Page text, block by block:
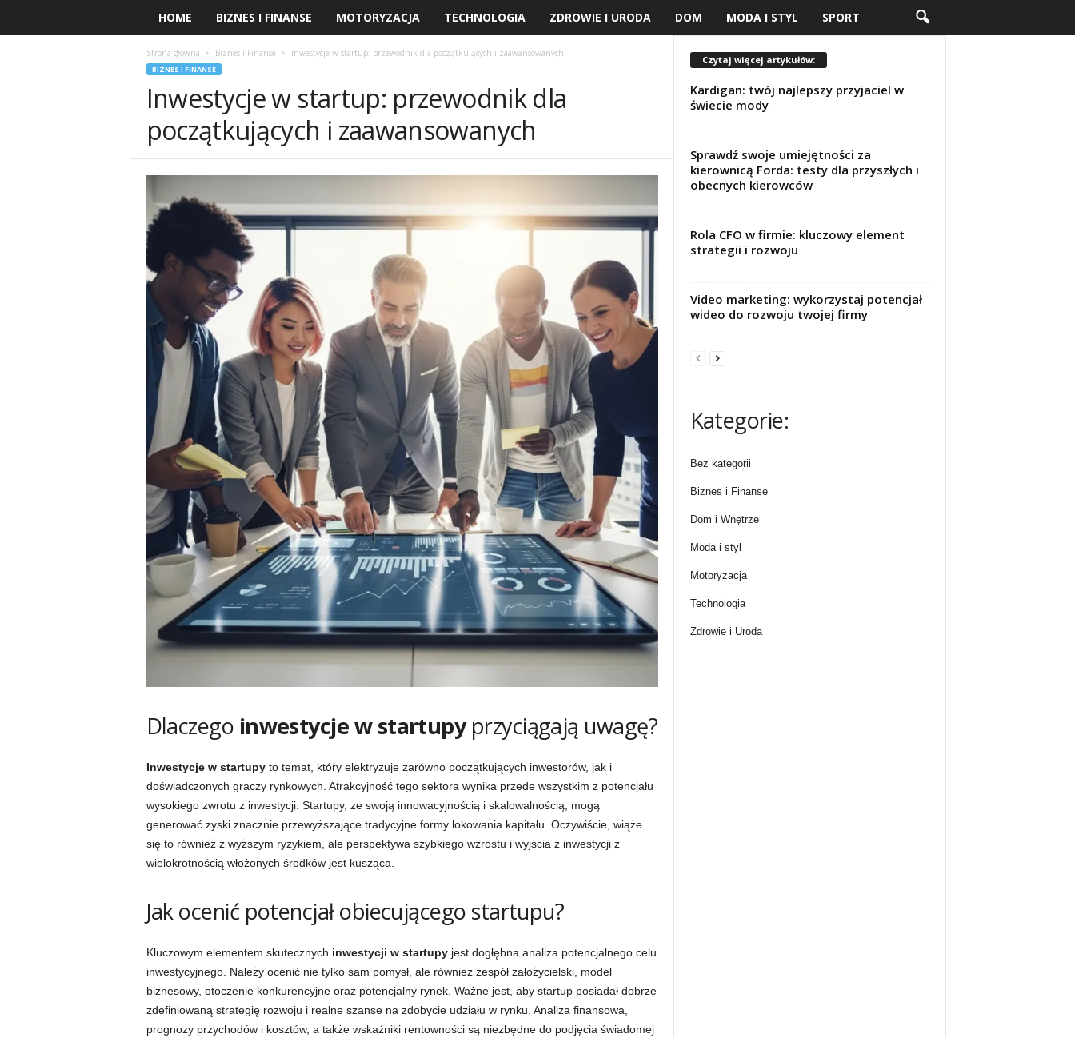
HOME BIZNES I FINANSE MOTORYZACJA TECHNOLOGIA ZDROWIE I URODA DOM MODA I STYL SPORT
Strona główna Biznes i Finanse Inwestycje w startup: przewodnik dla początkujących i zaawansowanych
BIZNES I FINANSE
Inwestycje w startup: przewodnik dla
początkujących i zaawansowanych
Dlaczego inwestycje w startupyprzyciągają uwagę?
Inwestycje w startupyto temat, który elektryzuje zarówno początkujących inwestorów, jak i
doświadczonych graczy rynkowych. Atrakcyjność tego sektora wynika przede wszystkim z potencjału
wysokiego zwrotu z inwestycji. Startupy, ze swoją innowacyjnością i skalowalnością, mogą
generować zyski znacznie przewyższające tradycyjne formy lokowania kapitału. Oczywiście, wiąże
się to również z wyższym ryzykiem, ale perspektywa szybkiego wzrostu i wyjścia z inwestycji z
wielokrotnością włożonych środków jest kusząca.
Jak ocenić potencjał obiecującego startupu?
Kluczowym elementem skutecznych inwestycji w startupyjest dogłębna analiza potencjalnego celu
inwestycyjnego. Należy ocenić nie tylko sam pomysł, ale również zespół założycielski, model
biznesowy, otoczenie konkurencyjne oraz potencjalny rynek. Ważne jest, aby startup posiadał dobrze
zdefiniowaną strategię rozwoju i realne szanse na zdobycie udziału w rynku. Analiza finansowa,
prognozy przychodów i kosztów, a także wskaźniki rentowności są niezbędne do podjęcia świadomej
Czytaj więcej artykułów:
Kardigan: twój najlepszy przyjaciel w
świecie mody
Sprawdź swoje umiejętności za
kierownicą Forda: testy dla przyszłych i
obecnych kierowców
Rola CFO w firmie: kluczowy element
strategii i rozwoju
Video marketing: wykorzystaj potencjał
wideo do rozwoju twojej firmy
Kategorie:
Bez kategorii
Biznes i Finanse
Dom i Wnętrze
Moda i styl
Motoryzacja
Technologia
Zdrowie i Uroda